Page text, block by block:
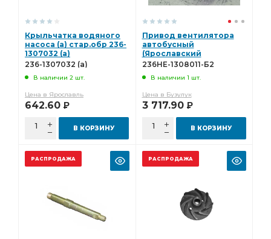
Крыльчатка водяного
насоса (а) стар.обр 236-
1307032 (а)
236-1307032 (а)
В наличии 2 шт.
Цена в Ярославль
642.60 Р
В КОРЗИНУ
Привод вентилятора
автобусный
(Ярославский
Инструментальный
236НЕ-1308011-Б2
В наличии 1 шт.
Цена в Бузулук
3 717.90 Р
В КОРЗИНУ
РАСПРОДАЖА РАСПРОДАЖА